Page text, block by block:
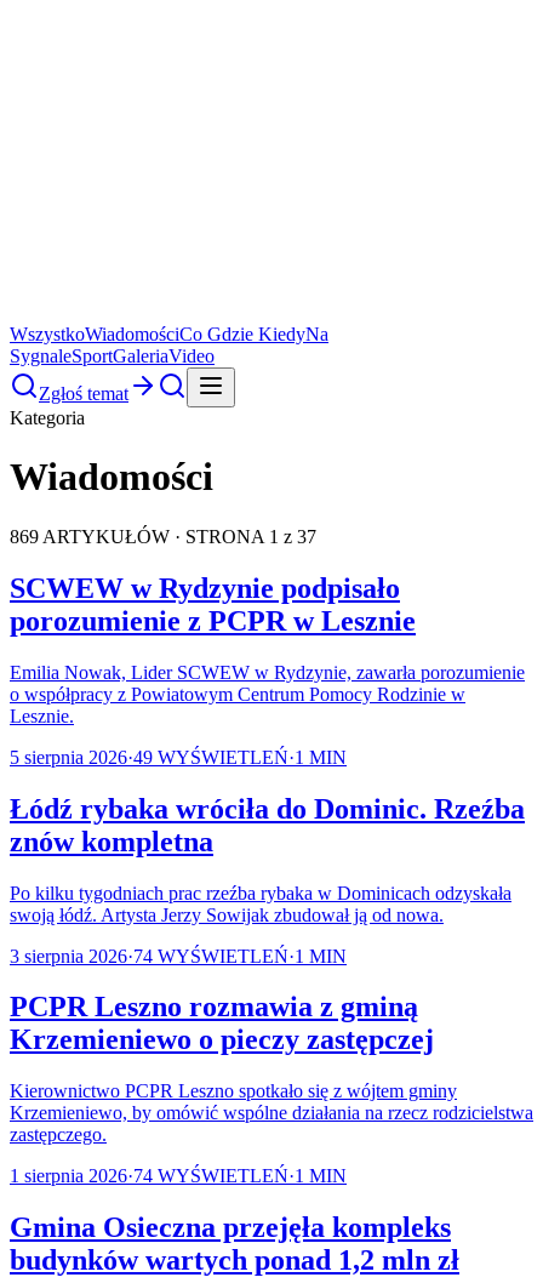
WszystkoWiadomościCo Gdzie KiedyNa
SygnaleSportGaleriaVideo
Zgłoś temat
Kategoria
Wiadomości
869 ARTYKUŁÓW · STRONA 1 z 37
SCWEW w Rydzynie podpisało
porozumienie z PCPR w Lesznie
Emilia Nowak, Lider SCWEW w Rydzynie, zawarła porozumienie
o współpracy z Powiatowym Centrum Pomocy Rodzinie w
Lesznie.
5 sierpnia 2026·49 WYŚWIETLEŃ·1 MIN
Łódź rybaka wróciła do Dominic. Rzeźba
znów kompletna
Po kilku tygodniach prac rzeźba rybaka w Dominicach odzyskała
swoją łódź. Artysta Jerzy Sowijak zbudował ją od nowa.
3 sierpnia 2026·74 WYŚWIETLEŃ·1 MIN
PCPR Leszno rozmawia z gminą
Krzemieniewo o pieczy zastępczej
Kierownictwo PCPR Leszno spotkało się z wójtem gminy
Krzemieniewo, by omówić wspólne działania na rzecz rodzicielstwa
zastępczego.
1 sierpnia 2026·74 WYŚWIETLEŃ·1 MIN
Gmina Osieczna przejęła kompleks
budynków wartych ponad 1,2 mln zł